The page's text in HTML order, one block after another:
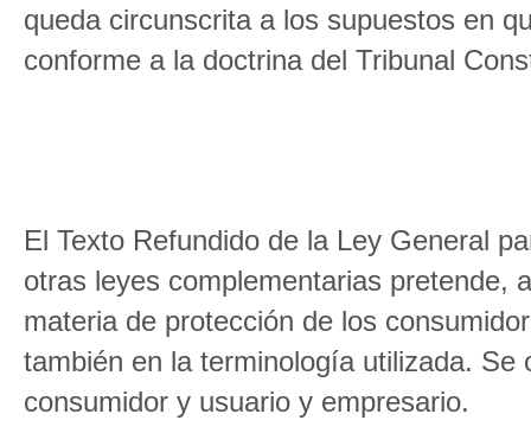
queda circunscrita a los supuestos en
conforme a la doctrina del Tribunal
El Texto Refundido de la Ley General
otras leyes complementarias pretende,
materia de protección de los
también en la terminología utilizada.
consumidor y usuario y empresario.